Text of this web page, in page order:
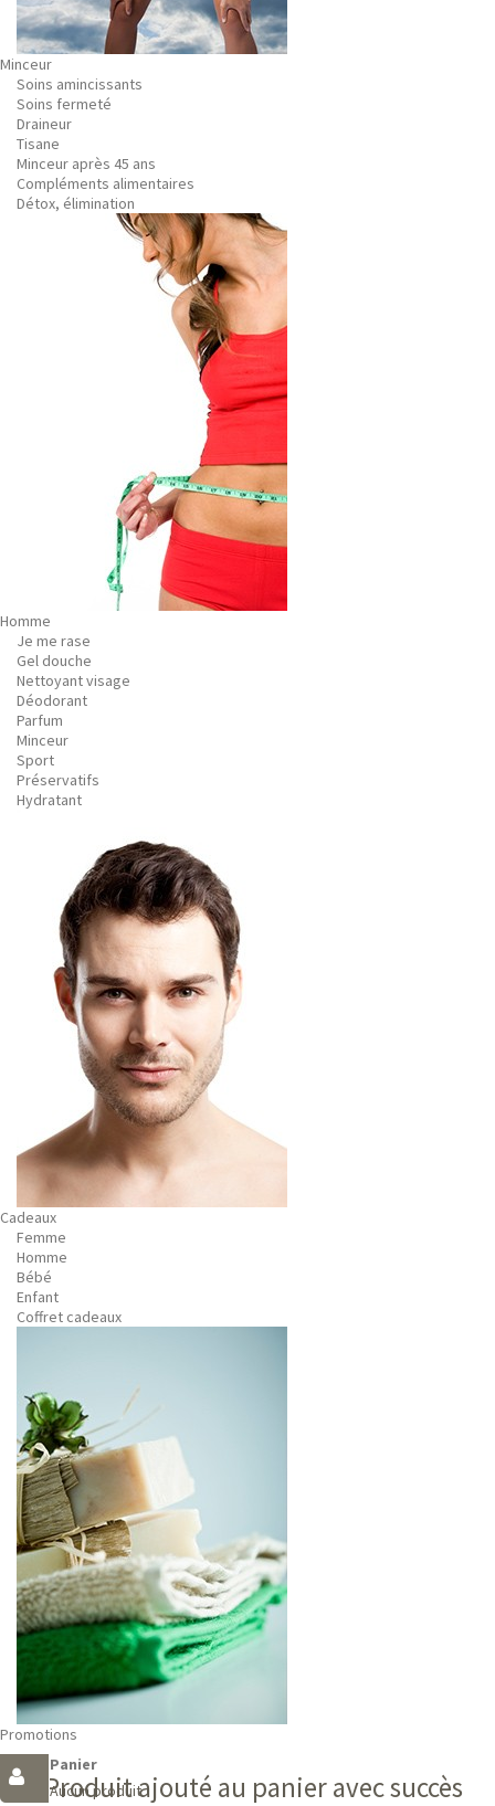
Minceur
Soins amincissants
Soins fermeté
Draineur
Tisane
Minceur après 45 ans
Compléments alimentaires
Détox, élimination
Homme
Je me rase
Gel douche
Nettoyant visage
Déodorant
Parfum
Minceur
Sport
Préservatifs
Hydratant
Cadeaux
Femme
Homme
Bébé
Enfant
Coffret cadeaux
Promotions
Panier
Aucun produit
Produit ajouté au panier avec succès